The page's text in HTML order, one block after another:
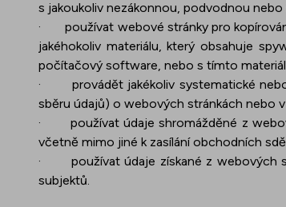
s jakoukoliv nezákonnou, podvodnou
·používat webové stránky pro
jakéhokoliv materiálu, který obsahuje
počítačový software, nebo s tímto
· provádět jakékoliv systematické
sběru údajů) o webových stránkách nebo
· používat údaje shromážděné z
včetně mimo jiné k zasílání obchodních
· používat údaje získané z webových
subjektů.